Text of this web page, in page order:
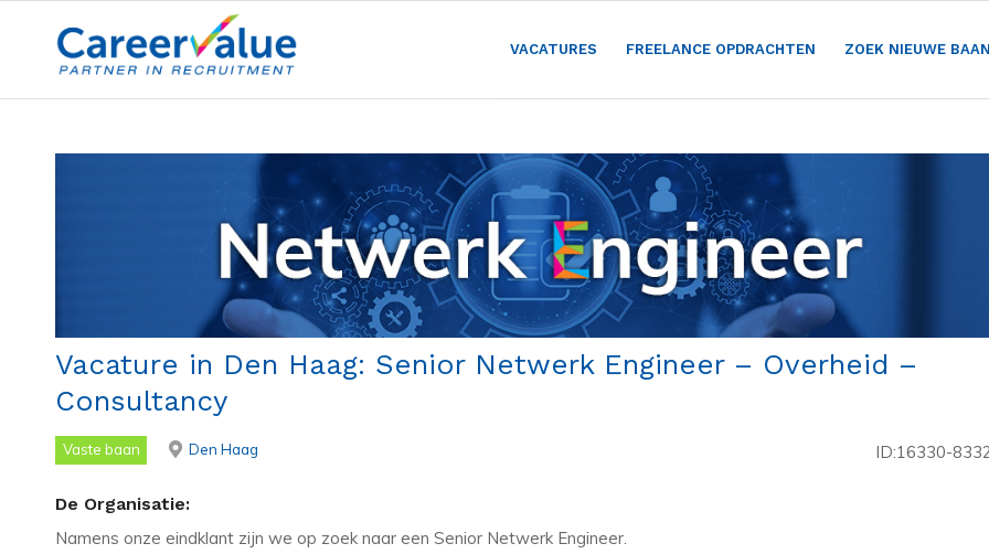
VACATURES FREELANCE OPDRACHTEN ZOEK NIEUWE BAAN
Vacature in Den Haag: Senior Netwerk Engineer – Overheid –
Consultancy
Vaste baan Den Haag ID:16330-
De Organisatie:
Namens onze eindklant zijn we op zoek naar een Senior Netwerk Engineer.